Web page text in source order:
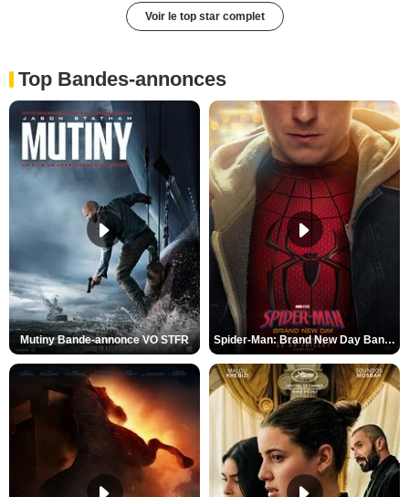
Voir le top star complet
Top Bandes-annonces
Mutiny Bande-annonce VO STFR Spider-Man: Brand New Day Bande-annonce VO STFR